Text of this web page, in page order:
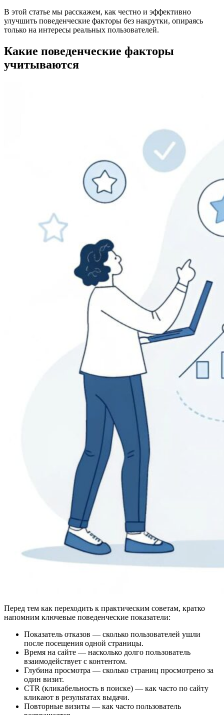
В этой статье мы расскажем, как честно и эффективно
улучшить поведенческие факторы без накрутки, опираясь
только на интересы реальных пользователей.
Какие поведенческие факторы
учитываются
Перед тем как переходить к практическим советам, кратко
напомним ключевые поведенческие показатели:
Показатель отказов — сколько пользователей ушли
после посещения одной страницы.
Время на сайте — насколько долго пользователь
взаимодействует с контентом.
Глубина просмотра — сколько страниц просмотрено за
один визит.
CTR (кликабельность в поиске) — как часто по сайту
кликают в результатах выдачи.
Повторные визиты — как часто пользователь